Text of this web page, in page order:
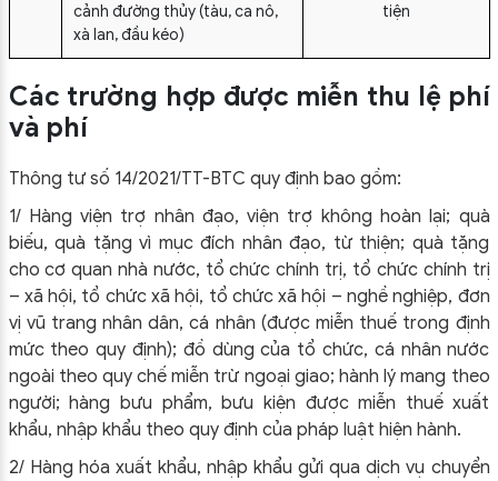
cảnh đường thủy (tàu, ca nô,
xà lan, đầu kéo)
tiện
Các trường hợp được miễn thu lệ phí
và phí
Thông tư số 14/2021/TT-BTC quy định bao gồm:
1/ Hàng viện trợ nhân đạo, viện trợ không hoàn lại; quà
biếu, quà tặng vì mục đích nhân đạo, từ thiện; quà tặng
cho cơ quan nhà nước, tổ chức chính trị, tổ chức chính trị
– xã hội, tổ chức xã hội, tổ chức xã hội – nghề nghiệp, đơn
vị vũ trang nhân dân, cá nhân (được miễn thuế trong định
mức theo quy định); đồ dùng của tổ chức, cá nhân nước
ngoài theo quy chế miễn trừ ngoại giao; hành lý mang theo
người; hàng bưu phẩm, bưu kiện được miễn thuế xuất
khẩu, nhập khẩu theo quy định của pháp luật hiện hành.
2/ Hàng hóa xuất khẩu, nhập khẩu gửi qua dịch vụ chuyển